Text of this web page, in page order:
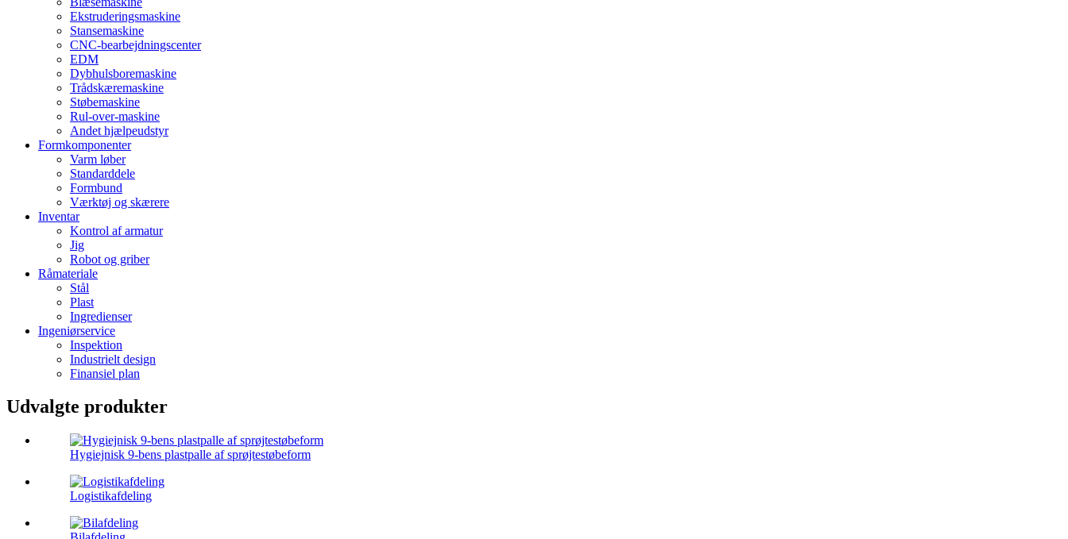
Ekstruderingsmaskine
Stansemaskine
CNC-bearbejdningscenter
EDM
Dybhulsboremaskine
Trådskæremaskine
Støbemaskine
Rul-over-maskine
Andet hjælpeudstyr
Formkomponenter
Varm løber
Standarddele
Formbund
Værktøj og skærere
Inventar
Kontrol af armatur
Jig
Robot og griber
Råmateriale
Stål
Plast
Ingredienser
Ingeniørservice
Inspektion
Industrielt design
Finansiel plan
Udvalgte produkter
Hygiejnisk 9-bens plastpalle af sprøjtestøbeform
Logistikafdeling